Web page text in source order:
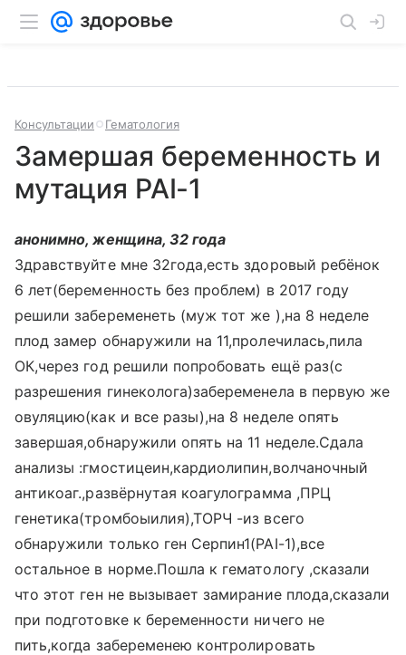
Консультации Гематология
Замершая беременность и
мутация PAI-1
анонимно, женщина, 32 года
Здравствуйте мне 32года,есть здоровый ребёнок
6 лет(беременность без проблем) в 2017 году
решили забеременеть (муж тот же ),на 8 неделе
плод замер обнаружили на 11,пролечилась,пила
ОК,через год решили попробовать ещё раз(с
разрешения гинеколога)забеременела в первую же
овуляцию(как и все разы),на 8 неделе опять
завершая,обнаружили опять на 11 неделе.Сдала
анализы :гмостицеин,кардиолипин,волчаночный
антикоаг.,развёрнутая коагулограмма ,ПРЦ
генетика(тромбоыилия),ТОРЧ -из всего
обнаружили только ген Серпин1(РАI-1),все
остальное в норме.Пошла к гематологу ,сказали
что этот ген не вызывает замирание плода,сказали
при подготовке к беременности ничего не
пить,когда забеременею контролировать